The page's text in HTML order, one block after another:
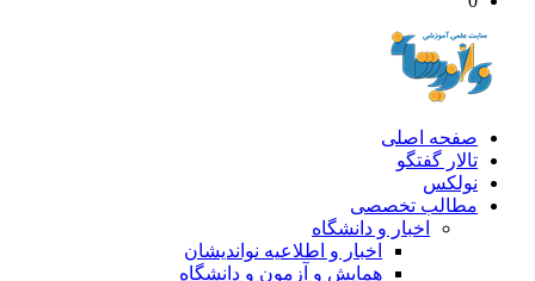
صفحه اصلی
تالار گفتگو
نولکس
مطالب تخصصی
اخبار و دانشگاه
اخبار و اطلاعیه نواندیشان
همایش و آزمون و دانشگاه